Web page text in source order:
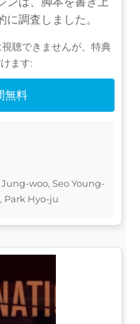
調査しました。
聴できませんが、特典
ます:
無料
woo, Seo Young-
Park Hyo-ju